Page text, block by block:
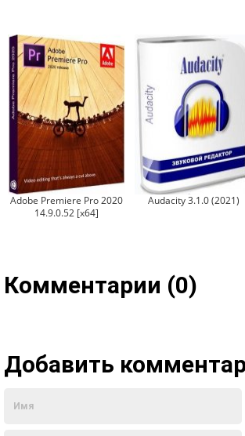
Adobe Premiere Pro 2020
14.9.0.52 [x64]
Audacity 3.1.0 (2021)
Комментарии (0)
Добавить